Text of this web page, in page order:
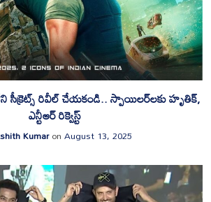
సీక్రెట్స్ రివీల్ చేయకండి.. స్పాయిలర్‌లకు హృతిక్,
ఎన్టీఆర్ రిక్వెస్ట్
KumaronAugust 13, 2025